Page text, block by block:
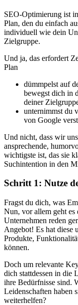
SEO-Optimierung ist
Plan, den du einfach
individuell wie dein
Zielgruppe.
Und ja, das erfordert
Plan
dümmpelst auf
bewegst dich in
deiner
unternimmst du
von Google
Und nicht, dass wir
ansprechende,
wichtigste ist, das sie
Suchintention in den
Schritt 1: Nutze
Fragst du dich, was
Nun, vor allem geht
Unternehmen reden
Angebot! Es hat diese
Produkte,
können.
Doch um relevante
dich stattdessen in die
ihre Bedürfnisse sind.
Leidenschaften haben
weiterhelfen?